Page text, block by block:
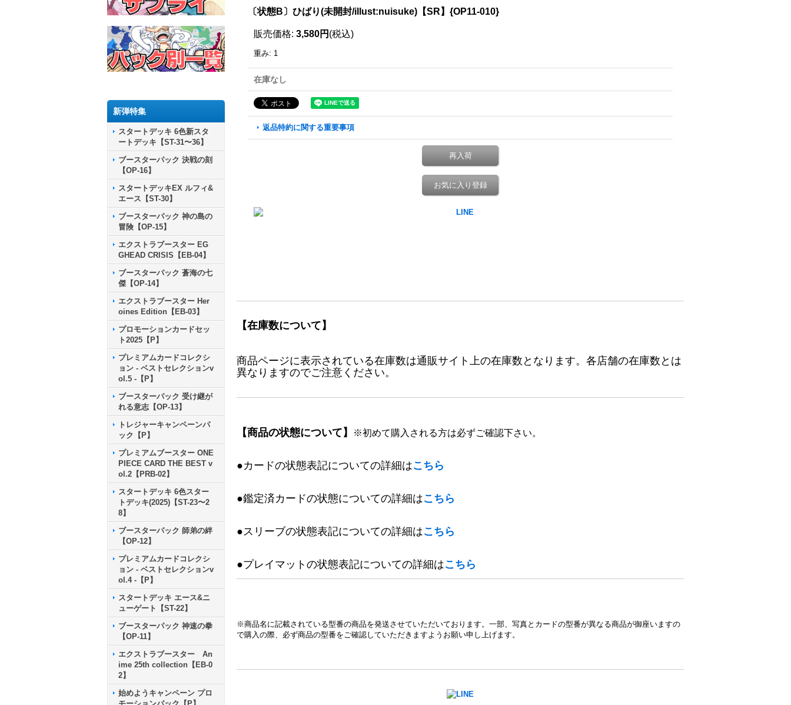
新弾特集
スタートデッキ 6色新スタ
ートデッキ【ST-31〜36】
ブースターパック 決戦の刻
【OP-16】
スタートデッキEX ルフィ&
エース【ST-30】
ブースターパック 神の島の
冒険【OP-15】
エクストラブースター EG
GHEAD CRISIS【EB-04】
ブースターパック 蒼海の七
傑【OP-14】
エクストラブースター Her
oines Edition【EB-03】
プロモーションカードセッ
ト2025【P】
プレミアムカードコレクシ
ョン - ベストセレクションv
ol.5 -【P】
ブースターパック 受け継が
れる意志【OP-13】
トレジャーキャンペーンパ
ック【P】
プレミアムブースター ONE
PIECE CARD THE BEST v
ol.2【PRB-02】
スタートデッキ 6色スター
トデッキ(2025)【ST-23〜2
8】
ブースターパック 師弟の絆
【OP-12】
プレミアムカードコレクシ
ョン - ベストセレクションv
ol.4 -【P】
スタートデッキ エース&ニ
ューゲート【ST-22】
ブースターパック 神速の拳
【OP-11】
エクストラブースター An
ime 25th collection【EB-0
2】
始めようキャンペーン プロ
〔状態B〕ひばり(未開封/illust:nuisuke)【SR】{OP11-010}
販売価格: 3,580円 (税込)
重み: 1
在庫なし
返品特約に関する重要事項
再入荷
お気に入り登録
【在庫数について】
商品ページに表示されている在庫数は通販サイト上の在庫数となります。各店舗の在庫数とは
異なりますのでご注意ください。
【商品の状態について】 ※初めて購入される方は必ずご確認下さい。
●カードの状態表記についての詳細はこちら
●鑑定済カードの状態についての詳細はこちら
●スリーブの状態表記についての詳細はこちら
●プレイマットの状態表記についての詳細はこちら
※商品名に記載されている型番の商品を発送させていただいております。一部、写真とカードの型番が異なる商品が御座いますの
で購入の際、必ず商品の型番をご確認していただきますようお願い申し上げます。